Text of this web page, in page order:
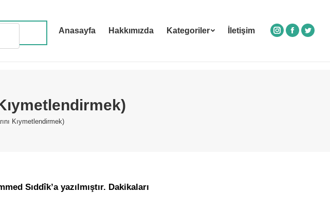
Anasayfa Hakkımızda Kategoriler İletişim
Instagram
Facebook
Kıymetlendirmek)
Sıddîk’a yazılmıştır. Dakikaları